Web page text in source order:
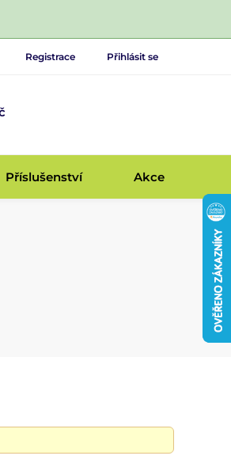
Registrace Přihlásit se
Příslušenství Akce